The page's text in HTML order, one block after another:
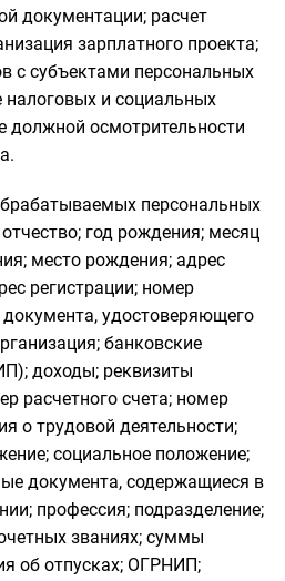
документации; расчет
зарплатного проекта;
с субъектами персональных
и социальных
должной осмотрительности
персональных
год рождения; месяц
место рождения; адрес
регистрации; номер
удостоверяющего
банковские
доходы; реквизиты
расчетного счета; номер
о трудовой деятельности;
социальное положение;
документа, содержащиеся в
профессия; подразделение;
званиях; суммы
об отпусках; ОГРНИП;